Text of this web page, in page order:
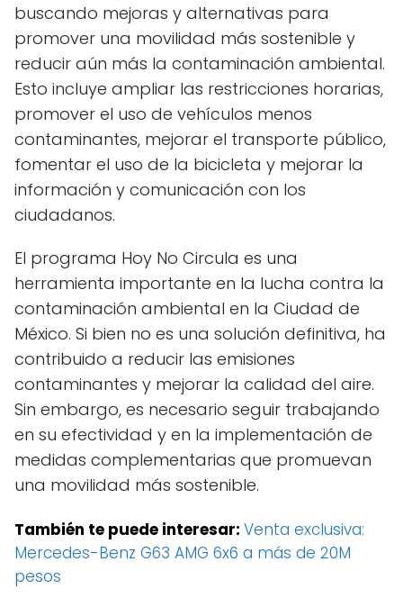
buscando mejoras y alternativas para
promover una movilidad más sostenible y
reducir aún más la contaminación ambiental.
Esto incluye ampliar las restricciones horarias,
promover el uso de vehículos menos
contaminantes, mejorar el transporte público,
fomentar el uso de la bicicleta y mejorar la
información y comunicación con los
ciudadanos.
El programa Hoy No Circula es una
herramienta importante en la lucha contra la
contaminación ambiental en la Ciudad de
México. Si bien no es una solución definitiva, ha
contribuido a reducir las emisiones
contaminantes y mejorar la calidad del aire.
Sin embargo, es necesario seguir trabajando
en su efectividad y en la implementación de
medidas complementarias que promuevan
una movilidad más sostenible.
También te puede interesar: Venta exclusiva:
Mercedes-Benz G63 AMG 6x6 a más de 20M
pesos